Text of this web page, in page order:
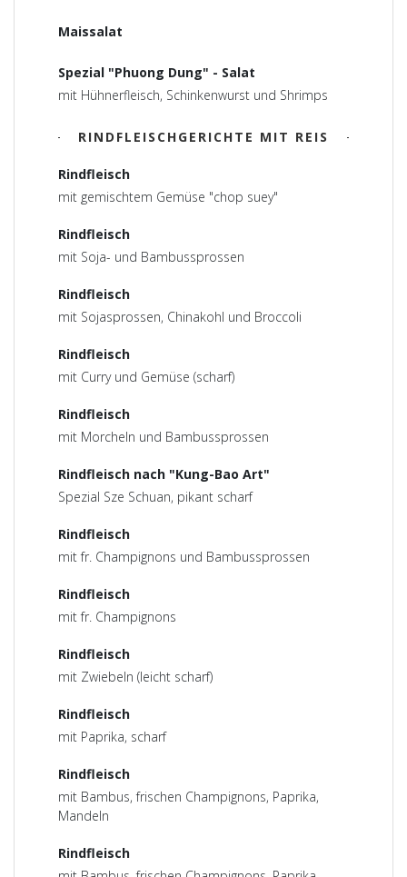
Maissalat
Spezial "Phuong Dung" - Salat
mit Hühnerfleisch, Schinkenwurst und Shrimps
RINDFLEISCHGERICHTE MIT REIS
Rindfleisch
mit gemischtem Gemüse "chop suey"
Rindfleisch
mit Soja- und Bambussprossen
Rindfleisch
mit Sojasprossen, Chinakohl und Broccoli
Rindfleisch
mit Curry und Gemüse (scharf)
Rindfleisch
mit Morcheln und Bambussprossen
Rindfleisch nach "Kung-Bao Art"
Spezial Sze Schuan, pikant scharf
Rindfleisch
mit fr. Champignons und Bambussprossen
Rindfleisch
mit fr. Champignons
Rindfleisch
mit Zwiebeln (leicht scharf)
Rindfleisch
mit Paprika, scharf
Rindfleisch
mit Bambus, frischen Champignons, Paprika,
Mandeln
Rindfleisch